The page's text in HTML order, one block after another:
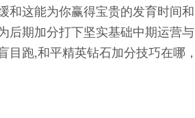
和这能为你赢得宝贵的发育时间和
后期加分打下坚实基础中期运营与
跑,和平精英钻石加分技巧在哪，